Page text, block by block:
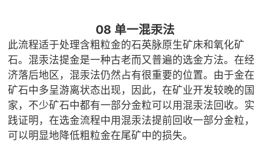
08 单一混汞法
此流程适于处理含粗粒金的石英脉原生矿床和氧化矿
石。混汞法提金是一种古老而又普遍的选金方法。在经
济落后地区，混汞法仍然占有很重要的位置。由于金在
矿石中多呈游离状态出现，因此，在矿业开发较晚的国
家，不少矿石中都有一部分金粒可以用混汞法回收。实
践证明，在选金流程中用混汞法提前回收一部分金粒，
可以明显地降低粗粒金在尾矿中的损失。